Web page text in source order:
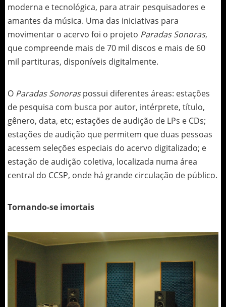
moderna e tecnológica, para atrair pesquisadores e
amantes da música. Uma das iniciativas para
movimentar o acervo foi o projeto Paradas Sonoras,
que compreende mais de 70 mil discos e mais de 60
mil partituras, disponíveis digitalmente.
O Paradas Sonoraspossui diferentes áreas: estações
de pesquisa com busca por autor, intérprete, título,
gênero, data, etc; estações de audição de LPs e CDs;
estações de audição que permitem que duas pessoas
acessem seleções especiais do acervo digitalizado; e
estação de audição coletiva, localizada numa área
central do CCSP, onde há grande circulação de público.
Tornando-se imortais